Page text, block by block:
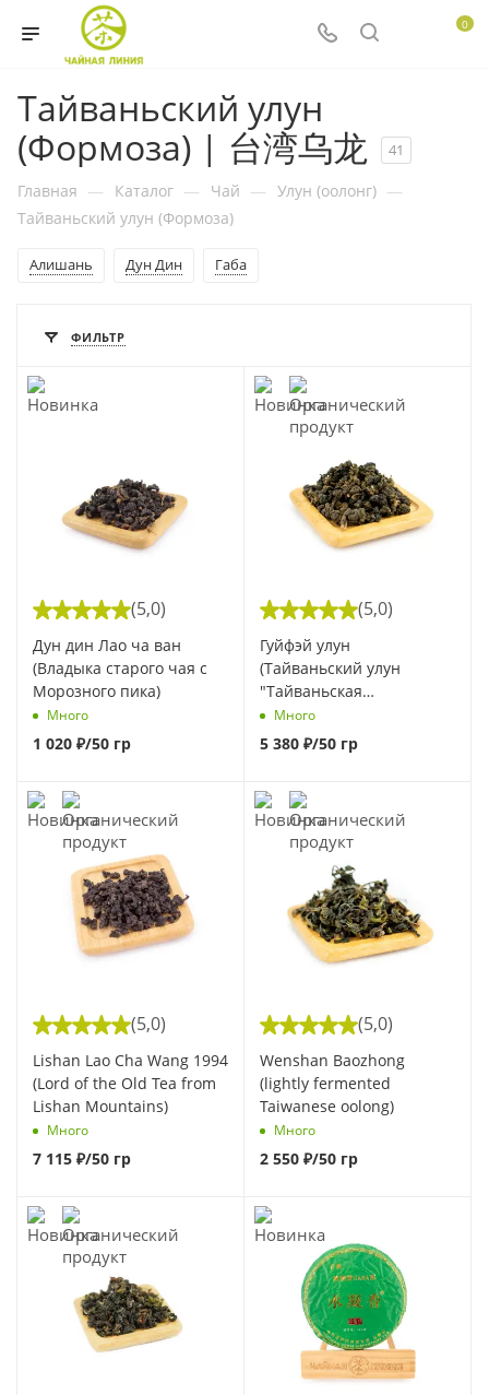
0
Тайваньский улун
(Формоза) | 台湾乌龙
41
Главная — Каталог — Чай — Улун (оолонг) —
Тайваньский улун (Формоза)
Алишань Дун Дин Габа
ФИЛЬТР
(5,0)
Дун дин Лао ча ван
(Владыка старого чая с
Морозного пика)
Много
1 020 ₽/50 гр
(5,0)
Гуйфэй улун
(Тайваньский улун
"Тайваньская
принцесса")
Много
5 380 ₽/50 гр
(5,0)
Lishan Lao Cha Wang 1994
(Lord of the Old Tea from
Lishan Mountains)
Много
7 115 ₽/50 гр
(5,0)
Wenshan Baozhong
(lightly fermented
Taiwanese oolong)
Много
2 550 ₽/50 гр